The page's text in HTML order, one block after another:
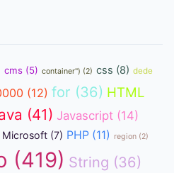
cms (5) container") (2) css (8) dede
(12) for (36) HTML
(41) Javascript (14)
Microsoft (7) PHP (11) region (2)
(419) String (36)